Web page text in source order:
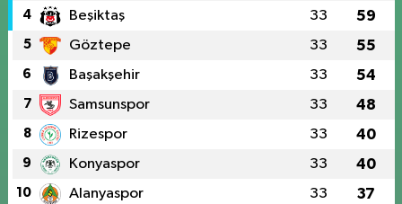
4 Beşiktaş 33 59
5 Göztepe 33 55
6 Başakşehir 33 54
7 Samsunspor 33 48
8 Rizespor 33 40
9 Konyaspor 33 40
10 Alanyaspor 33 37